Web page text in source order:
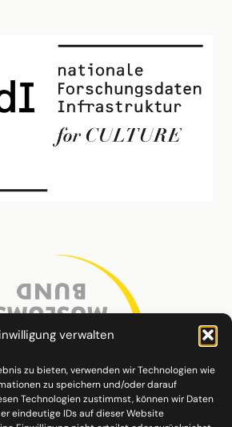
verwalten
zu bieten, verwenden wir Technologien wie
zu speichern und/oder darauf
Technologien zustimmst, können wir Daten
eindeutige IDs auf dieser Website